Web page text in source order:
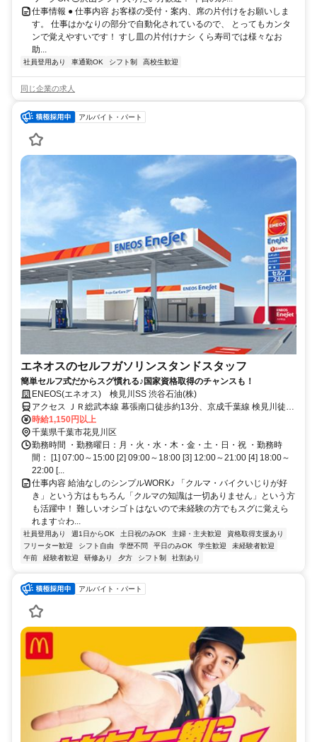
仕事情報 ● 仕事内容 お客様の受付・案内、席の片付けをお願いしま
す。 仕事はかなりの部分で自動化されているので、 とってもカンタ
ンで覚えやすいです！ すし皿の片付けナシ くら寿司では様々なお
助...
社員登用あり 車通勤OK シフト制 高校生歓迎
同じ企業の求人
アルバイト・パート
エネオスのセルフガソリンスタンドスタッフ
簡単セルフ式だからスグ慣れる♪国家資格取得のチャンスも！
ENEOS(エネオス) 検見川SS 渋谷石油(株)
アクセス ＪＲ総武本線 幕張南口徒歩約13分、京成千葉線 検見川徒歩
約13分、京成千葉線 京成幕張徒歩約15分
時給1,150円以上
千葉県千葉市花見川区
勤務時間 ・勤務曜日：月・火・水・木・金・土・日・祝 ・勤務時
間： [1] 07:00～15:00 [2] 09:00～18:00 [3] 12:00～21:00 [4] 18:00～
22:00 [...
仕事内容 給油なしのシンプルWORK♪ 「クルマ・バイクいじりが好
き」という方はもちろん「クルマの知識は一切ありません」という方
も活躍中！ 難しいオシゴトはないので未経験の方でもスグに覚えら
れます☆わ...
社員登用あり 週1日からOK 土日祝のみOK 主婦・主夫歓迎
資格取得支援あり
フリーター歓迎
シフト自由 学歴不問 平日のみOK 学生歓迎
未経験者歓迎
午前
経験者歓迎 研修あり 夕方 シフト制 社割あり
アルバイト・パート